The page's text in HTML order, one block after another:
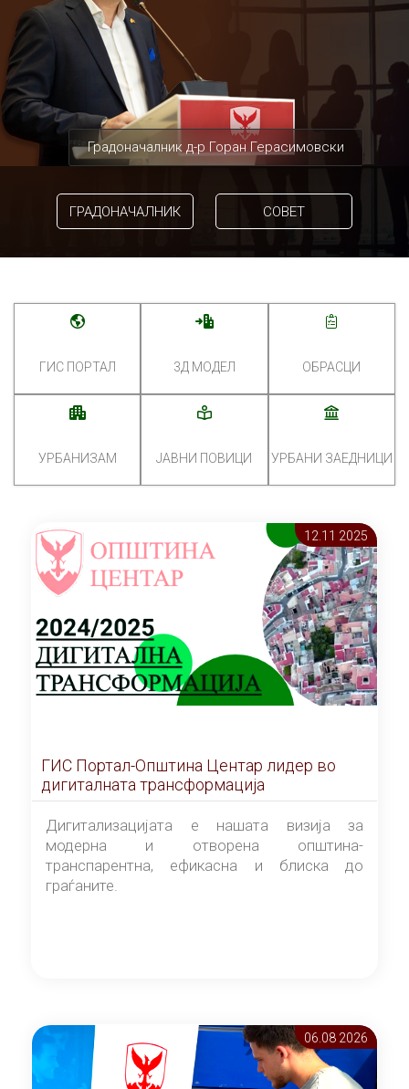
Градоначалник д-р Горан Герасимовски
ГРАДОНАЧАЛНИК СОВЕТ
ГИС ПОРТАЛ 3Д МОДЕЛ ОБРАСЦИ
УРБАНИЗАМ ЈАВНИ ПОВИЦИ УРБАНИ ЗАЕДНИЦИ
12.11 2025
ГИС Портал-Општина Центар лидер во
дигиталната трансформација
Дигитализацијата е нашата визија за
модерна и отворена општина-
транспарентна, ефикасна и блиска до
граѓаните.
06.08 2026